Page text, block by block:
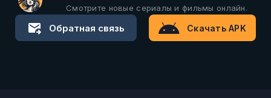
Смотрите новые сериалы и фильмы онлайн.
Обратная связь Скачать APK